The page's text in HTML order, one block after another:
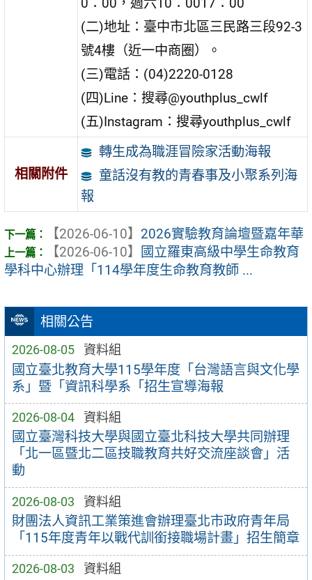
相關公告
2026-08-05 資料組
國立臺北教育大學115學年度「台灣語言與文化學
系」暨「資訊科學系「招生宣導海報
2026-08-04 資料組
國立臺灣科技大學與國立臺北科技大學共同辦理
「北一區暨北二區技職教育共好交流座談會」活
動
2026-08-03 資料組
財團法人資訊工業策進會辦理臺北市政府青年局
「115年度青年以戰代訓銜接職場計畫」招生簡章
2026-08-03 資料組
0：00，週六10：0017：00
(二)地址：臺中市北區三民路三段92-3
號4樓（近一中商圈）。
(三)電話：(04)2220-0128
(四)Line：搜尋@youthplus_cwlf
(五)Instagram：搜尋youthplus_cwlf
相關附件
轉生成為職涯冒險家活動海報
童話沒有教的青春事及小聚系列海
報
【2026-06-10】 2026實驗教育論壇暨嘉年華
【2026-06-10】
國立羅東高級中學生命教育
學科中心辦理「114學年度生命教育教師 ...